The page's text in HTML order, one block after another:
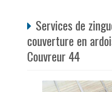
Services de
couverture en
Couvreur 44